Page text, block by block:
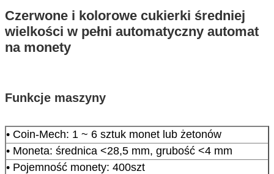
Czerwone i kolorowe cukierki średniej
wielkości w pełni automatyczny automat
na monety
Funkcje maszyny
• Coin-Mech: 1 ~ 6 sztuk monet lub żetonów
• Moneta: średnica <28,5 mm, grubość <4 mm
• Pojemność monety: 400szt